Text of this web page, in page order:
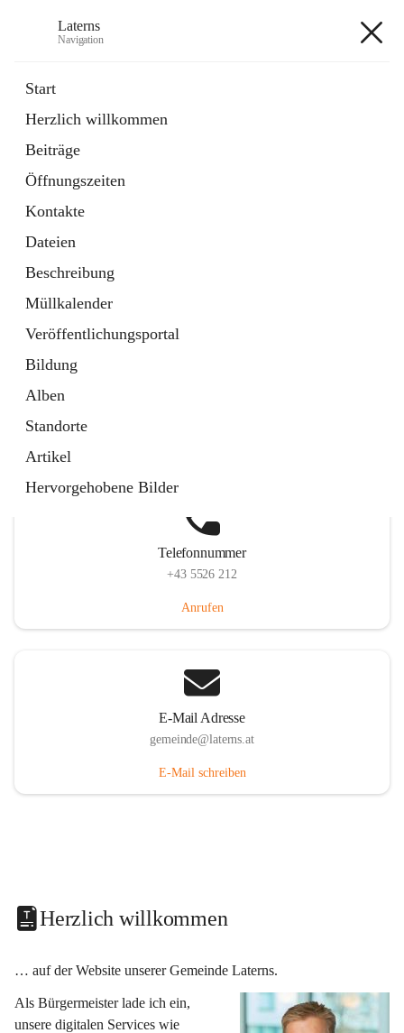
Laterns
Navigation
Start
Herzlich willkommen
Beiträge
Öffnungszeiten
Kontakte
Dateien
Beschreibung
Müllkalender
Veröffentlichungsportal
Bildung
Alben
Standorte
Artikel
Hervorgehobene Bilder
11 Schnellzugriffe
Soziales
1 Schnellzugriff
Telefonnummer
+43 5526 212
Anrufen
E-Mail Adresse
gemeinde@laterns.at
E-Mail schreiben
Herzlich willkommen
… auf der Website unserer Gemeinde Laterns.
Als Bürgermeister lade ich ein,
unsere digitalen Services wie